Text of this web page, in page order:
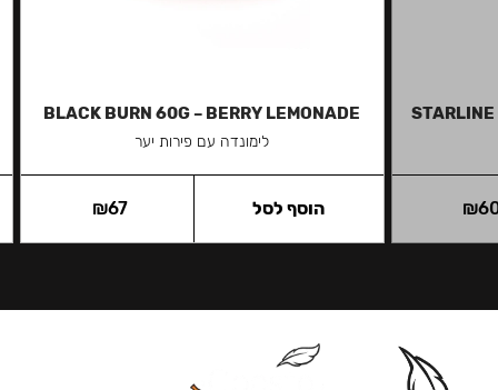
₪
BLACK BURN 60G – BERRY LEMONADE
לימונדה עם פירות יער
₪67 הוסף לסל